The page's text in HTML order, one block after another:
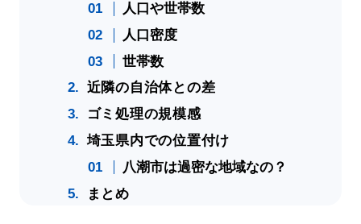
人口や世帯数
人口密度
世帯数
近隣の自治体との差
ゴミ処理の規模感
埼玉県内での位置付け
八潮市は過密な地域なの？
まとめ